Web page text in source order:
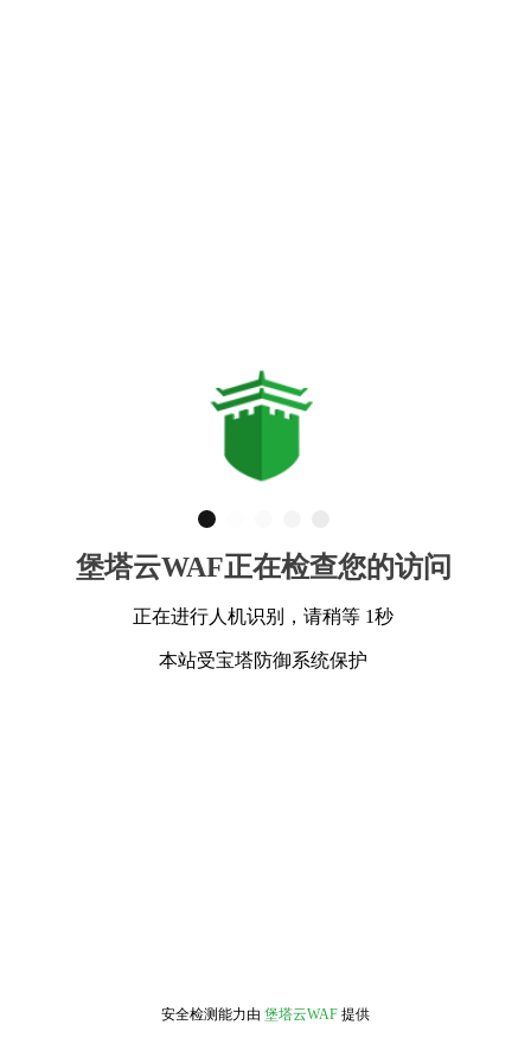
堡塔云WAF正在检查您的访问
正在进行人机识别，请稍等 1秒
本站受宝塔防御系统保护
安全检测能力由 堡塔云WAF 提供